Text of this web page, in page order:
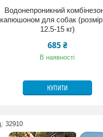
Водонепроникний
капюшоном для собак
12.5-15 кг)
685 ₴
В наявності
КУПИТИ
32910